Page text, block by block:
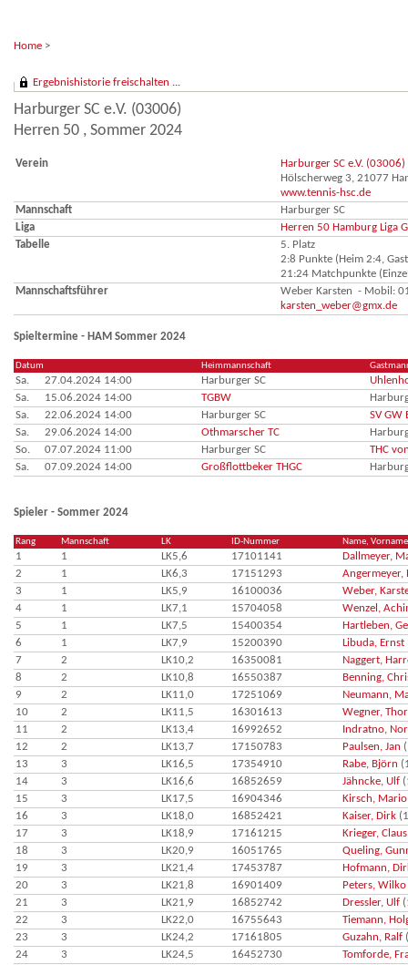
Home >
Ergebnishistorie freischalten ...
Harburger SC e.V. (03006)
Herren 50 , Sommer 2024
Verein
Harburger SC e.V. (03006)
Hölscherweg 3, 21077
www.tennis-hsc.de
Mannschaft
Harburger SC
Liga
Herren 50 Hamburg Liga
Tabelle
5. Platz
2:8 Punkte (Heim 2:4,
21:24 Matchpunkte
Mannschaftsführer
Weber Karsten - Mobil:
karsten_weber@gmx.de
Spieltermine - HAM Sommer 2024
Datum Heimmannschaft
Sa. 27.04.2024 14:00 Harburger SC
Sa.
15.06.2024 14:00 TGBW
Sa.
22.06.2024 14:00 Harburger SC
SV GW
Sa.
29.06.2024 14:00 Othmarscher TC
So.
07.07.2024 11:00 Harburger SC
THC
Sa.
07.09.2024 14:00 Großflottbeker THGC
Spieler - Sommer 2024
Rang Mannschaft LK ID-Nummer Name, Vorname
1 1 LK5,6 17101141
Dallmeyer,
2
1 LK6,3 17151293
Angermeyer,
3
1 LK5,9 16100036
Weber,
4
1 LK7,1 15704058
Wenzel,
5
1 LK7,5 15400354
Hartleben,
6
1 LK7,9 15200390 Libuda, Ernst
7
2 LK10,2 16350081
Naggert,
8
2 LK10,8 16550387
Benning,
9
2 LK11,0 17251069
Neumann,
10
2 LK11,5 16301613
Wegner,
11
2 LK13,4 16992652
Indratno,
12
2 LK13,7 17150783 Paulsen, Jan
13
3 LK16,5 17354910 Rabe, Björn
14
3 LK16,6 16852659 Jähncke, Ulf
15
3 LK17,5 16904346 Kirsch, Mario
16
3 LK18,0 16852421 Kaiser, Dirk
17
3 LK18,9 17161215 Krieger, Claus
18
3 LK20,9 16051765
Queling,
19
3 LK21,4 17453787
Hofmann,
20
3 LK21,8 16901409 Peters, Wilko
21
3 LK21,9 16852742 Dressler, Ulf
22
3 LK22,0 16755643
Tiemann,
23
3 LK24,2 17161805 Guzahn, Ralf
24
3 LK24,5 16452730
Tomforde,